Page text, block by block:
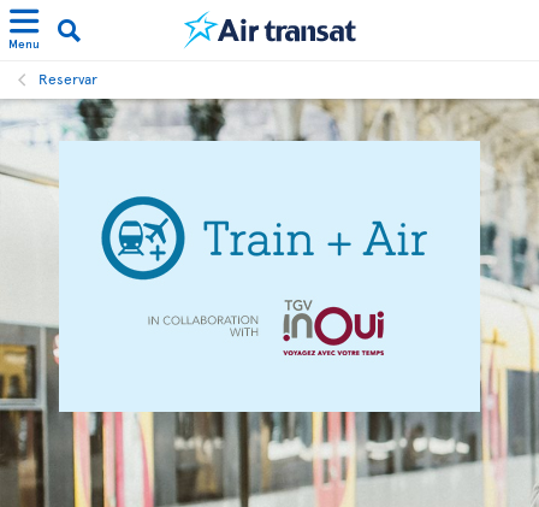
Menu
Reservar